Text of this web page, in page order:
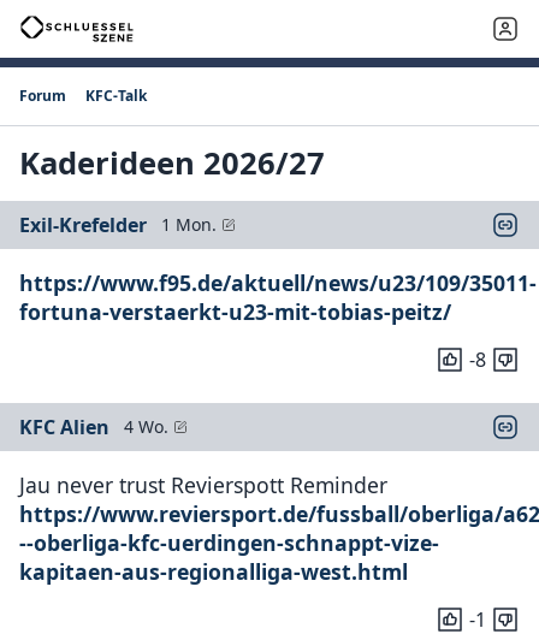
Forum KFC-Talk
Kaderideen 2026/27
Exil-Krefelder 1 Mon.
https://www.f95.de/aktuell/news/u23/109/35011-
fortuna-verstaerkt-u23-mit-tobias-peitz/
-8
KFC Alien 4 Wo.
Jau never trust Revierspott Reminder
https://www.reviersport.de/fussball/oberliga/
--oberliga-kfc-uerdingen-schnappt-vize-
kapitaen-aus-regionalliga-west.html
-1